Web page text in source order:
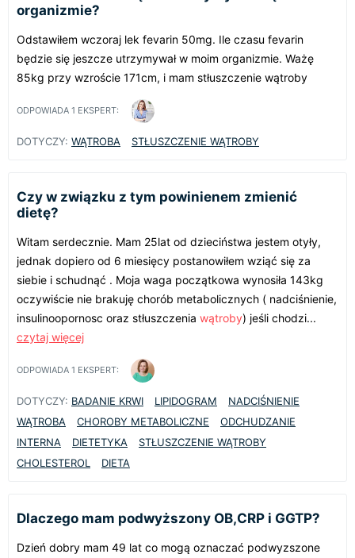
organizmie?
Odstawiłem wczoraj lek fevarin 50mg. Ile czasu fevarin
będzie się jeszcze utrzymywał w moim organizmie. Ważę
85kg przy wzroście 171cm, i mam stłuszczenie wątroby
ODPOWIADA 1 EKSPERT:
DOTYCZY: WĄTROBA STŁUSZCZENIE WĄTROBY
Czy w związku z tym powinienem zmienić
dietę?
Witam serdecznie. Mam 25lat od dzieciństwa jestem otyły,
jednak dopiero od 6 miesięcy postanowiłem wziąć się za
siebie i schudnąć . Moja waga początkowa wynosiła 143kg
oczywiście nie brakuję chorób metabolicznych ( nadciśnienie,
insulinoopornosc oraz stłuszczenia wątroby) jeśli chodzi...
czytaj więcej
ODPOWIADA 1 EKSPERT:
DOTYCZY: BADANIE KRWI LIPIDOGRAM
NADCIŚNIENIE
WĄTROBA
CHOROBY METABOLICZNE
ODCHUDZANIE
INTERNA
DIETETYKA
STŁUSZCZENIE WĄTROBY
CHOLESTEROL
DIETA
Dlaczego mam podwyższony OB,CRP i GGTP?
Dzień dobry mam 49 lat co mogą oznaczać podwyzszone